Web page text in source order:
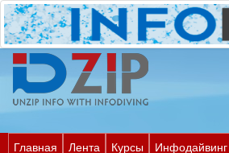
Главная Лента Курсы Инфодайвинг